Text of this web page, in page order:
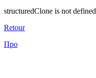
structuredClone is not defined
Retour
Про